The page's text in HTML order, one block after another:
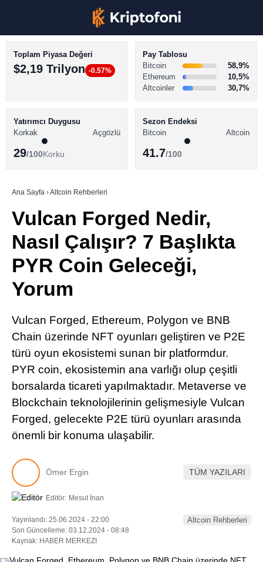
Youtube
TikTok
Pinterest
Telegram
BİTCOİN HABERLERİ
ALTCOİN HABERLERİ
SÖZLÜK
Toplam Piyasa Değeri
$2,19 Trilyon -0.57%
Pay Tablosu
Bitcoin
58,9%
Ethereum
10,5%
Altcoinler
30,7%
Yatırımcı Duygusu
Korkak
Açgözlü
29/100Korku
Sezon Endeksi
Bitcoin
Altcoin
41.7/100
Ana Sayfa ›Altcoin Rehberleri
Vulcan Forged Nedir,
Nasıl Çalışır? 7 Başlıkta
PYR Coin Geleceği,
Yorum
Vulcan Forged, Ethereum, Polygon ve BNB
Chain üzerinde NFT oyunları geliştiren ve P2E
türü oyun ekosistemi sunan bir platformdur.
PYR coin, ekosistemin ana varlığı olup çeşitli
borsalarda ticareti yapılmaktadır. Metaverse ve
Blockchain teknolojilerinin gelişmesiyle Vulcan
Forged, gelecekte P2E türü oyunları arasında
önemli bir konuma ulaşabilir.
Ömer Ergin TÜM YAZILARI
Editör: Mesut İnan
Yayınlandı: 25.06.2024 - 22:00
Son Güncelleme: 03.12.2024 - 08:48
Kaynak: HABER MERKEZI
Altcoin Rehberleri